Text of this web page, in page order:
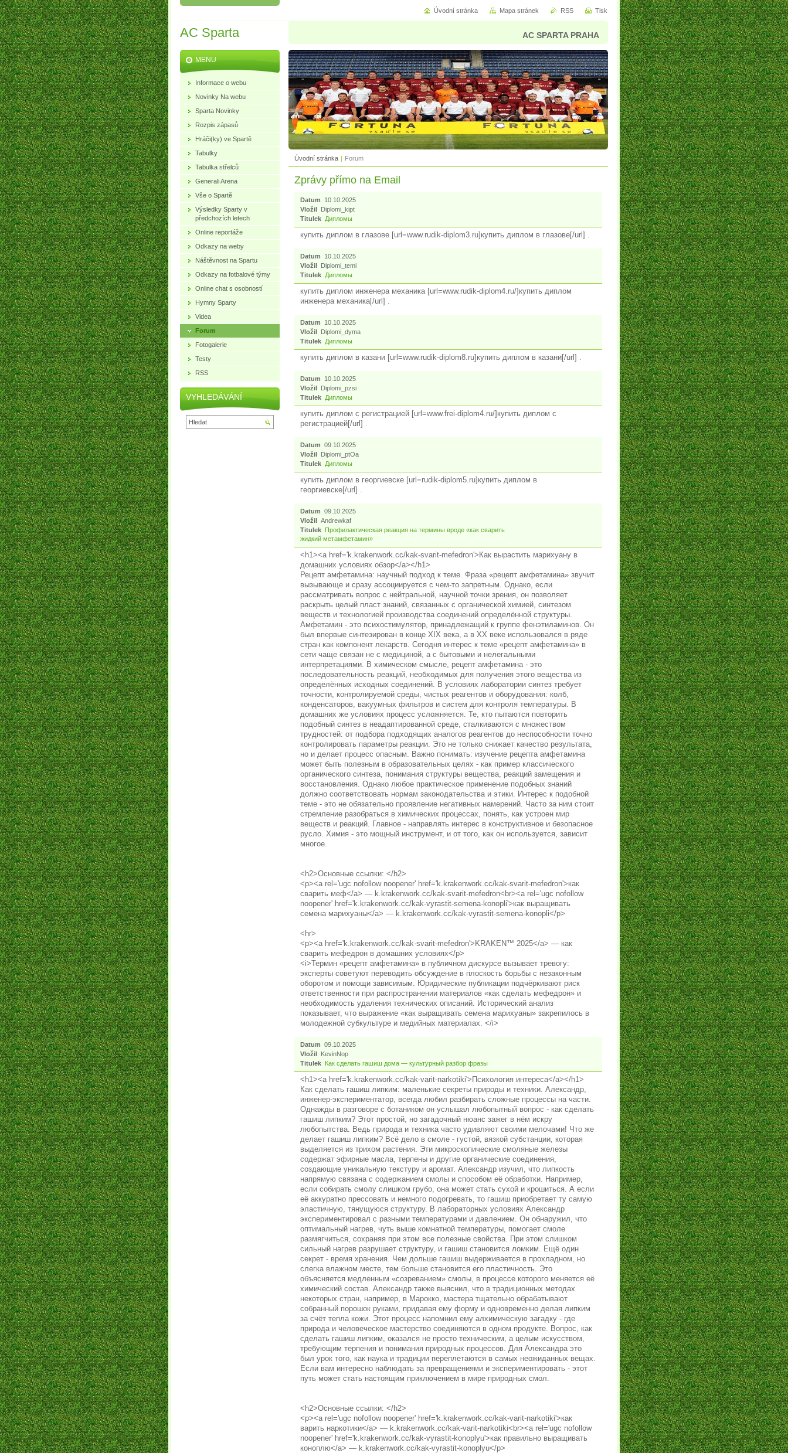
AC Sparta AC SPARTA PRAHA
Úvodní stránka | Forum
Zprávy přímo na Email
Datum
10.10.2025
Vložil Diplomi_kipt
Titulek Дипломы
купить диплом в глазове [url=www.rudik-diplom3.ru]купить диплом в глазове[/url] .
Datum
10.10.2025
Vložil Diplomi_temi
Titulek Дипломы
купить диплом инженера механика [url=www.rudik-diplom4.ru/]купить диплом
инженера механика[/url] .
Datum
10.10.2025
Vložil Diplomi_dyma
Titulek Дипломы
купить диплом в казани [url=www.rudik-diplom8.ru]купить диплом в казани[/url] .
Datum
10.10.2025
Vložil Diplomi_pzsi
Titulek Дипломы
купить диплом с регистрацией [url=www.frei-diplom4.ru/]купить диплом с
регистрацией[/url] .
Datum 09.10.2025
Vložil Diplomi_ptOa
Titulek Дипломы
купить диплом в георгиевске [url=rudik-diplom5.ru]купить диплом в
георгиевске[/url] .
Datum 09.10.2025
Vložil Andrewkaf
Titulek Профилактическая реакция на термины вроде «как сварить
жидкий метамфетамин»
<h1><a href='k.krakenwork.cc/kak-svarit-mefedron'>Как вырастить марихуану в
домашних условиях обзор</a></h1>
Рецепт амфетамина: научный подход к теме. Фраза «рецепт амфетамина» звучит
вызывающе и сразу ассоциируется с чем-то запретным. Однако, если
рассматривать вопрос с нейтральной, научной точки зрения, он позволяет
раскрыть целый пласт знаний, связанных с органической химией, синтезом
веществ и технологией производства соединений определённой структуры.
Амфетамин - это психостимулятор, принадлежащий к группе фенэтиламинов. Он
был впервые синтезирован в конце XIX века, а в XX веке использовался в ряде
стран как компонент лекарств. Сегодня интерес к теме «рецепт амфетамина» в
сети чаще связан не с медициной, а с бытовыми и нелегальными
интерпретациями. В химическом смысле, рецепт амфетамина - это
последовательность реакций, необходимых для получения этого вещества из
определённых исходных соединений. В условиях лаборатории синтез требует
точности, контролируемой среды, чистых реагентов и оборудования: колб,
конденсаторов, вакуумных фильтров и систем для контроля температуры. В
домашних же условиях процесс усложняется. Те, кто пытаются повторить
подобный синтез в неадаптированной среде, сталкиваются с множеством
трудностей: от подбора подходящих аналогов реагентов до неспособности точно
контролировать параметры реакции. Это не только снижает качество результата,
но и делает процесс опасным. Важно понимать: изучение рецепта амфетамина
может быть полезным в образовательных целях - как пример классического
органического синтеза, понимания структуры вещества, реакций замещения и
восстановления. Однако любое практическое применение подобных знаний
должно соответствовать нормам законодательства и этики. Интерес к подобной
теме - это не обязательно проявление негативных намерений. Часто за ним стоит
стремление разобраться в химических процессах, понять, как устроен мир
веществ и реакций. Главное - направлять интерес в конструктивное и безопасное
русло. Химия - это мощный инструмент, и от того, как он используется, зависит
многое.
<h2>Основные ссылки: </h2>
<p><a rel='ugc nofollow noopener' href='k.krakenwork.cc/kak-svarit-mefedron'>как
сварить меф</a> — k.krakenwork.cc/kak-svarit-mefedron<br><a rel='ugc nofollow
noopener' href='k.krakenwork.cc/kak-vyrastit-semena-konopli'>как выращивать
семена марихуаны</a> — k.krakenwork.cc/kak-vyrastit-semena-konopli</p>
<hr>
<p><a href='k.krakenwork.cc/kak-svarit-mefedron'>KRAKEN™ 2025</a> — как
сварить мефедрон в домашних условиях</p>
<i>Термин «рецепт амфетамина» в публичном дискурсе вызывает тревогу:
эксперты советуют переводить обсуждение в плоскость борьбы с незаконным
оборотом и помощи зависимым. Юридические публикации подчёркивают риск
ответственности при распространении материалов «как сделать мефедрон» и
необходимость удаления технических описаний. Исторический анализ
показывает, что выражение «как выращивать семена марихуаны» закрепилось в
молодежной субкультуре и медийных материалах. </i>
Datum 09.10.2025
Vložil KevinNop
Titulek Как сделать гашиш дома — культурный разбор фразы
<h1><a href='k.krakenwork.cc/kak-varit-narkotiki'>Психология интереса</a></h1>
Как сделать гашиш липким: маленькие секреты природы и техники. Александр,
инженер-экспериментатор, всегда любил разбирать сложные процессы на части.
Однажды в разговоре с ботаником он услышал любопытный вопрос - как сделать
гашиш липким? Этот простой, но загадочный нюанс зажег в нём искру
любопытства. Ведь природа и техника часто удивляют своими мелочами! Что же
делает гашиш липким? Всё дело в смоле - густой, вязкой субстанции, которая
выделяется из трихом растения. Эти микроскопические смоляные железы
содержат эфирные масла, терпены и другие органические соединения,
создающие уникальную текстуру и аромат. Александр изучил, что липкость
напрямую связана с содержанием смолы и способом её обработки. Например,
если собирать смолу слишком грубо, она может стать сухой и крошиться. А если
её аккуратно прессовать и немного подогревать, то гашиш приобретает ту самую
эластичную, тянущуюся структуру. В лабораторных условиях Александр
экспериментировал с разными температурами и давлением. Он обнаружил, что
оптимальный нагрев, чуть выше комнатной температуры, помогает смоле
размягчиться, сохраняя при этом все полезные свойства. При этом слишком
сильный нагрев разрушает структуру, и гашиш становится ломким. Ещё один
секрет - время хранения. Чем дольше гашиш выдерживается в прохладном, но
слегка влажном месте, тем больше становится его пластичность. Это
объясняется медленным «созреванием» смолы, в процессе которого меняется её
химический состав. Александр также выяснил, что в традиционных методах
некоторых стран, например, в Марокко, мастера тщательно обрабатывают
собранный порошок руками, придавая ему форму и одновременно делая липким
за счёт тепла кожи. Этот процесс напомнил ему алхимическую загадку - где
природа и человеческое мастерство соединяются в одном продукте. Вопрос, как
сделать гашиш липким, оказался не просто техническим, а целым искусством,
требующим терпения и понимания природных процессов. Для Александра это
был урок того, как наука и традиции переплетаются в самых неожиданных вещах.
Если вам интересно наблюдать за превращениями и экспериментировать - этот
путь может стать настоящим приключением в мире природных смол.
<h2>Основные ссылки: </h2>
<p><a rel='ugc nofollow noopener' href='k.krakenwork.cc/kak-varit-narkotiki'>как
варить наркотики</a> — k.krakenwork.cc/kak-varit-narkotiki<br><a rel='ugc nofollow
noopener' href='k.krakenwork.cc/kak-vyrastit-konoplyu'>как правильно выращивать
коноплю</a> — k.krakenwork.cc/kak-vyrastit-konoplyu</p>
MENU
Informace o webu
Novinky Na webu
Sparta Novinky
Rozpis zápasů
Hráči(ky) ve Spartě
Tabulky
Tabulka střelců
Generali Arena
Vše o Spartě
Výsledky Sparty v
předchozích letech
Online reportáže
Odkazy na weby
Náštěvnost na Spartu
Odkazy na fotbalové týmy
Online chat s osobností
Hymny Sparty
Videa
Forum
Fotogalerie
Testy
RSS
VYHLEDÁVÁNÍ
Úvodní stránka Mapa stránek RSS Tisk